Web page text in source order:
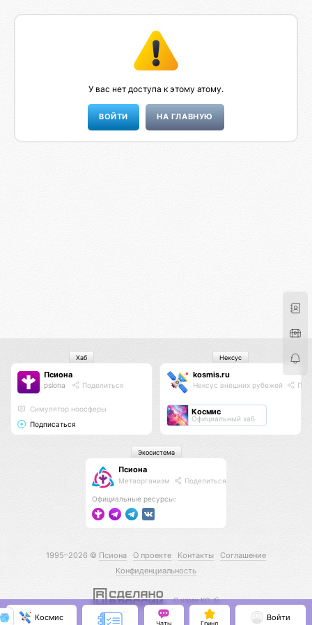
У вас нет доступа к этому атому.
НА ГЛАВНУЮ
Псиона
psiona Поделиться
Cимулятор ноосферы
Подписаться
Хаб
kosmis.ru
Нексус внешних рубежей
Космис
Официальный хаб
Нексус
Псиона
Метаорганизм Поделиться
Официальные ресурсы:
Экосистема
1995–2026 © Псиона О проекте Контакты
Соглашение
Конфиденциальность
С нами КО 🕉️
Космис
Чаты Гринд
Войти